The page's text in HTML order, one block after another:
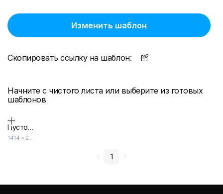
Изменить шаблон
Скопировать ссылку на шаблон:
Начните с чистого листа или выберите из готовых
шаблонов
Пустой дизайн-макет
1414 × 2000
1